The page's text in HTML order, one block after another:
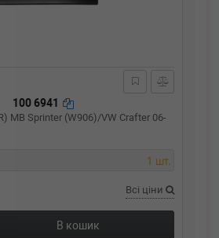
100 6941
MB Sprinter (W906)/VW Crafter 06-
1 шт.
Всі ціни
В кошик